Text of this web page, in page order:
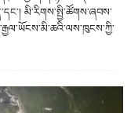
མི་རིགས་སྤྱི་ཚོགས་ཞབས་